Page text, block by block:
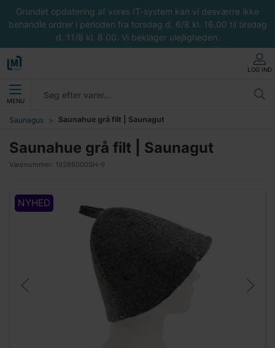
Grundet opdatering af vores IT-system kan vi desværre ikke
behandle ordrer i perioden fra torsdag d. 6/8 kl. 16.00 til tirsdag
d. 11/8 kl. 8.00. Vi beklager ulejligheden.
LOG IND
MENU
Saunagus Saunahue grå filt | Saunagut
Saunahue grå filt | Saunagut
Varenummer: 19266000SH-9
NYHED